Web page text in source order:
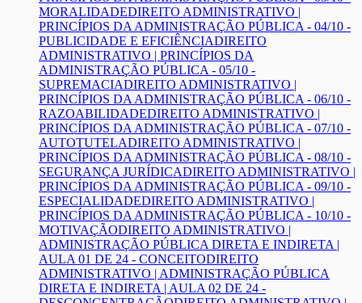
MORALIDADEDIREITO ADMINISTRATIVO |
PRINCÍPIOS DA ADMINISTRAÇÃO PÚBLICA - 04/10 -
PUBLICIDADE E EFICIÊNCIADIREITO
ADMINISTRATIVO | PRINCÍPIOS DA
ADMINISTRAÇÃO PÚBLICA - 05/10 -
SUPREMACIADIREITO ADMINISTRATIVO |
PRINCÍPIOS DA ADMINISTRAÇÃO PÚBLICA - 06/10 -
RAZOABILIDADEDIREITO ADMINISTRATIVO |
PRINCÍPIOS DA ADMINISTRAÇÃO PÚBLICA - 07/10 -
AUTOTUTELADIREITO ADMINISTRATIVO |
PRINCÍPIOS DA ADMINISTRAÇÃO PÚBLICA - 08/10 -
SEGURANÇA JURÍDICADIREITO ADMINISTRATIVO |
PRINCÍPIOS DA ADMINISTRAÇÃO PÚBLICA - 09/10 -
ESPECIALIDADEDIREITO ADMINISTRATIVO |
PRINCÍPIOS DA ADMINISTRAÇÃO PÚBLICA - 10/10 -
MOTIVAÇÃODIREITO ADMINISTRATIVO |
ADMINISTRAÇÃO PÚBLICA DIRETA E INDIRETA |
AULA 01 DE 24 - CONCEITODIREITO
ADMINISTRATIVO | ADMINISTRAÇÃO PÚBLICA
DIRETA E INDIRETA | AULA 02 DE 24 -